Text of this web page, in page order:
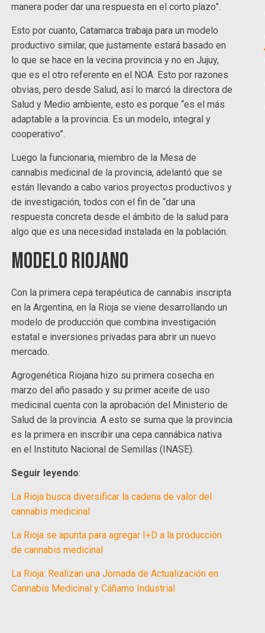
manera poder dar una respuesta en el corto plazo”.
Esto por cuanto, Catamarca trabaja para un modelo
productivo similar, que justamente estará basado en
lo que se hace en la vecina provincia y no en Jujuy,
que es el otro referente en el NOA. Esto por razones
obvias, pero desde Salud, así lo marcó la directora de
Salud y Medio ambiente, esto es porque “es el más
adaptable a la provincia. Es un modelo, integral y
cooperativo”.
Luego la funcionaria, miembro de la Mesa de
cannabis medicinal de la provincia, adelantó que se
están llevando a cabo varios proyectos productivos y
de investigación, todos con el fin de “dar una
respuesta concreta desde el ámbito de la salud para
algo que es una necesidad instalada en la población.
Modelo riojano
Con la primera cepa terapéutica de cannabis inscripta
en la Argentina, en la Rioja se viene desarrollando un
modelo de producción que combina investigación
estatal e inversiones privadas para abrir un nuevo
mercado.
Agrogenética Riojana hizo su primera cosecha en
marzo del año pasado y su primer aceite de uso
medicinal cuenta con la aprobación del Ministerio de
Salud de la provincia. A esto se suma que la provincia
es la primera en inscribir una cepa cannábica nativa
en el Instituto Nacional de Semillas (INASE).
Seguir leyendo:
La Rioja busca diversificar la cadena de valor del
cannabis medicinal
La Rioja se apunta para agregar I+D a la producción
de cannabis medicinal
La Rioja: Realizan una Jornada de Actualización en
Cannabis Medicinal y Cáñamo Industrial